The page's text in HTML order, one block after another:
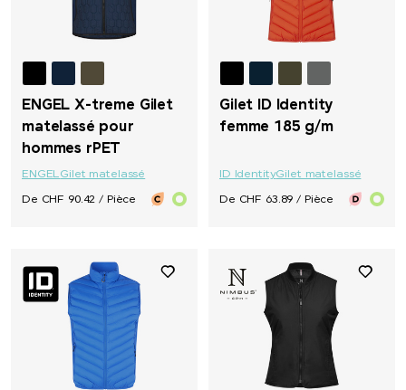
ENGEL X-treme Gilet
matelassé pour
hommes rPET
ENGELGilet matelassé
De CHF 90.42 / Pièce
Gilet ID Identity
femme 185 g/m
ID IdentityGilet matelassé
De CHF 63.89 / Pièce